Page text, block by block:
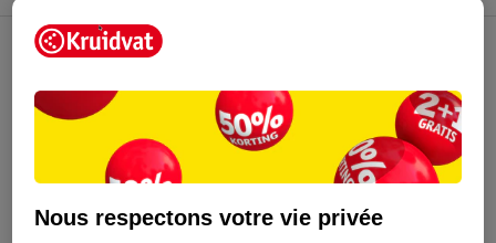
Nous respectons votre vie privée